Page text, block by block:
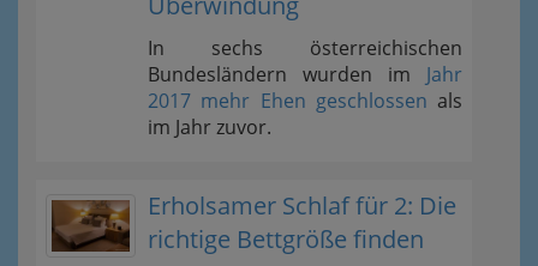
In sechs österreichischen
Bundesländern wurden im Jahr
2017 mehr Ehen geschlossen als
im Jahr zuvor.
Erholsamer Schlaf für 2: Die
richtige Bettgröße finden